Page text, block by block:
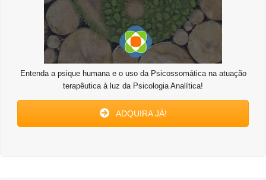
Entenda a psique humana e o uso da Psicossomática na atuação
terapêutica à luz da Psicologia Analítica!
ADQUIRA JÁ!